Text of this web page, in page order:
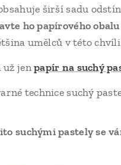
širší sadu
ho papírového
umělců v této chvíli
už jenpapír na suchý
technice suchý
suchými pastely se